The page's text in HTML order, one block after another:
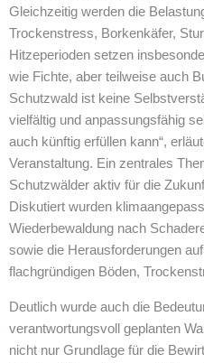
Gleichzeitig werden die
Trockenstress, Borkenkäfer,
Hitzeperioden setzen
wie Fichte, aber teilweise auch
Schutzwald ist keine
vielfältig und anpassungsfähig
auch künftig erfüllen kann“,
Veranstaltung. Ein zentrales
Schutzwälder aktiv für die
Diskutiert wurden
Wiederbewaldung nach
sowie die Herausforderungen
flachgründigen Böden,
Deutlich wurde auch die
verantwortungsvoll geplanten
nicht nur Grundlage für die